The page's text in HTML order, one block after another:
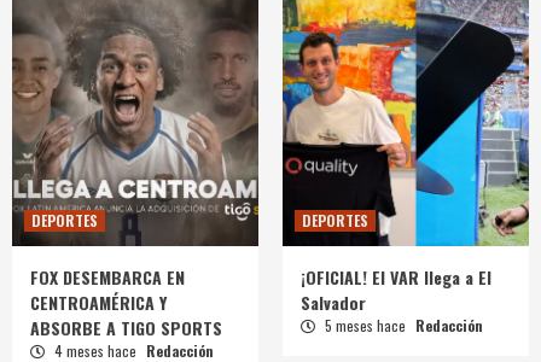
DEPORTES
FOX DESEMBARCA EN
CENTROAMÉRICA Y
ABSORBE A TIGO SPORTS
4 meses hace Redacción
DEPORTES
¡OFICIAL! El VAR llega a El
Salvador
5 meses hace Redacción